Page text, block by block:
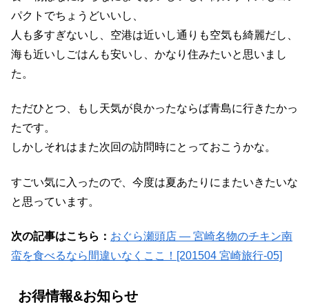
パクトでちょうどいいし、
人も多すぎないし、空港は近いし通りも空気も綺麗だし、
海も近いしごはんも安いし、かなり住みたいと思いまし
た。
ただひとつ、もし天気が良かったならば青島に行きたかっ
たです。
しかしそれはまた次回の訪問時にとっておこうかな。
すごい気に入ったので、今度は夏あたりにまたいきたいな
と思っています。
次の記事はこちら： おぐら瀬頭店 ― 宮崎名物のチキン南
蛮を食べるなら間違いなくここ！[201504 宮崎旅行-05]
お得情報&お知らせ